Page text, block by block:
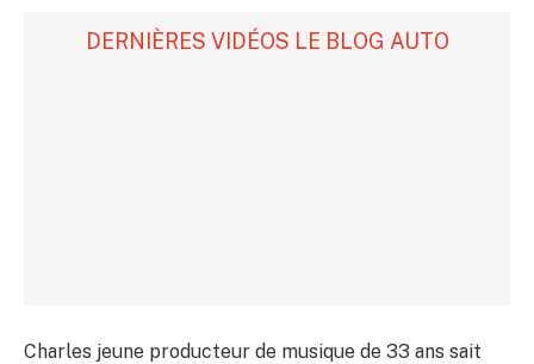
DERNIÈRES VIDÉOS LE BLOG AUTO
Charles jeune producteur de musique de 33 ans sait